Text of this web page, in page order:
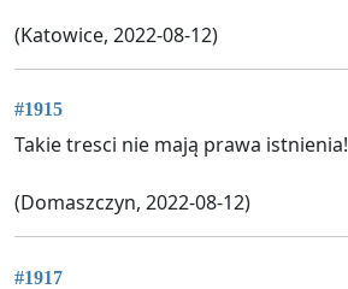
(Katowice, 2022-08-12)
#1915
Takie tresci nie mają prawa istnienia!
(Domaszczyn, 2022-08-12)
#1917